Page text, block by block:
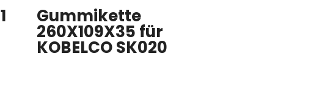
Gummikette
260X109X35 für
KOBELCO SK020